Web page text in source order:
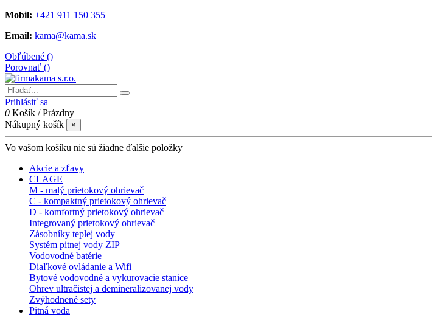
Mobil: +421 911 150 355
Email: kama@kama.sk
Obľúbené ()
Porovnať ()
Prihlásiť sa
0 Košík /Prázdny
Nákupný košík
×
Vo vašom košíku nie sú žiadne ďalšie položky
Akcie a zľavy
CLAGE
M - malý prietokový ohrievač
C - kompaktný prietokový ohrievač
D - komfortný prietokový ohrievač
Integrovaný prietokový ohrievač
Zásobníky teplej vody
Systém pitnej vody ZIP
Vodovodné batérie
Diaľkové ovládanie a Wifi
Bytové vodovodné a vykurovacie stanice
Ohrev ultračistej a demineralizovanej vody
Zvýhodnené sety
Pitná voda